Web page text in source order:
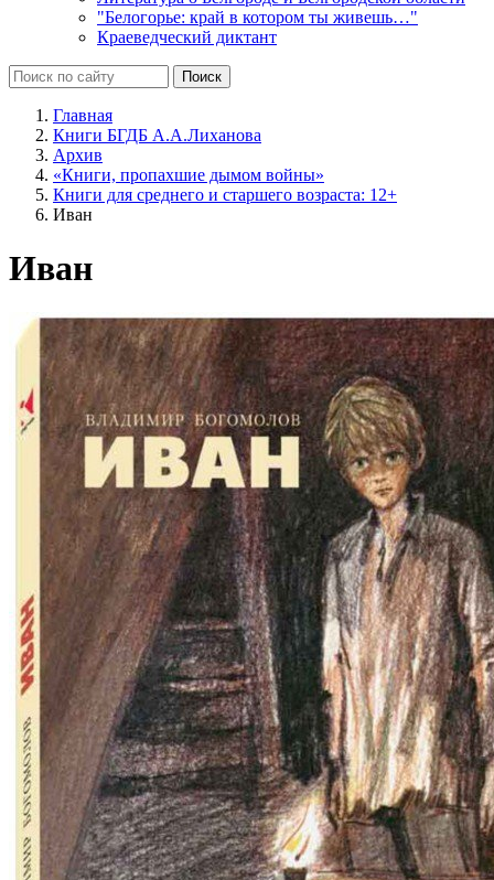
"Белогорье: край в котором ты живешь…"
Краеведческий диктант
Главная
Книги БГДБ А.А.Лиханова
Архив
«Книги, пропахшие дымом войны»
Книги для среднего и старшего возраста: 12+
Иван
Иван